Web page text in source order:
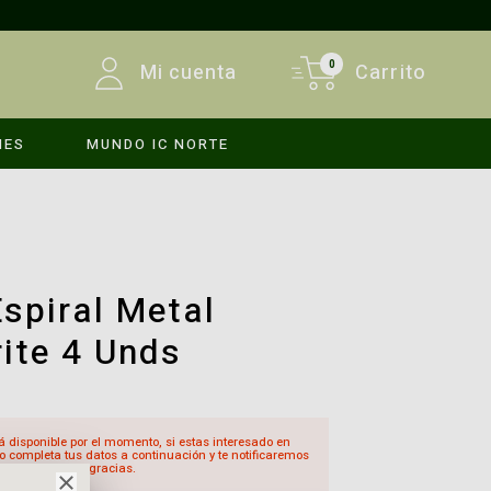
Mi cuenta
INICIAR SESIÓN
0 Carrito
MUNDO IC NORTE
Metal
4 Unds
disponible por el momento, si estas interesado en
completa tus datos a continuación y te notificaremos
disponible, gracias.